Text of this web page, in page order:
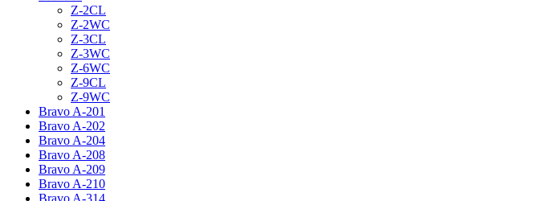
Z-2CL
Z-2WC
Z-3CL
Z-3WC
Z-6WC
Z-9CL
Z-9WC
Bravo A-201
Bravo A-202
Bravo A-204
Bravo A-208
Bravo A-209
Bravo A-210
Bravo A-314